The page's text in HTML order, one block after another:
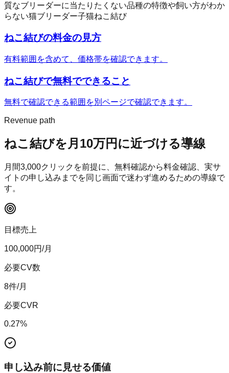
質なブリーダーに当たりたくない品種の特徴や飼い方がわか
らない猫ブリーダー子猫ねこ結び
ねこ結びの料金の見方
有料範囲を含めて、価格帯を確認できます。
ねこ結びで無料でできること
無料で確認できる範囲を別ページで確認できます。
Revenue path
ねこ結びを月10万円に近づける導線
月間3,000クリックを前提に、無料確認から料金確認、実サ
イトの申し込みまでを同じ画面で迷わず進めるための導線で
す。
目標売上
100,000円/月
必要CV数
8件/月
必要CVR
0.27%
申し込み前に見せる価値